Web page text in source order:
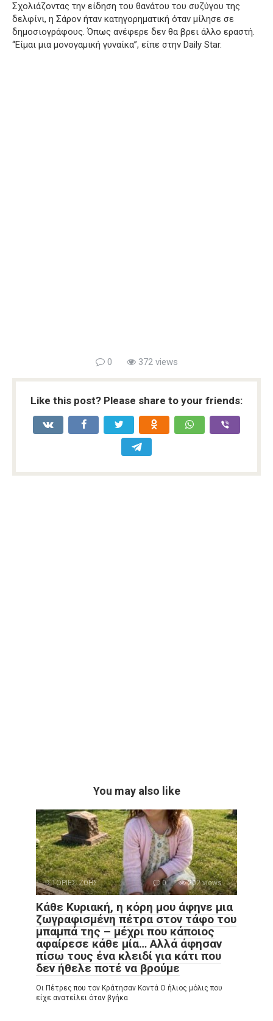
Σχολιάζοντας την είδηση του θανάτου του συζύγου της
δελφίνι, η Σάρον ήταν κατηγορηματική όταν μίλησε σε
δημοσιογράφους.Όπως ανέφερε δεν θα βρει άλλο εραστή.
“Είμαι μια μονογαμική γυναίκα”, είπε στην Daily Star.
0 372 views
Like this post? Please share to your friends:
You may also like
ΙΣΤΟΡΙΕΣ ΖΩΗΣ 0 202 views
Κάθε Κυριακή, η κόρη μου άφηνε μια
ζωγραφισμένη πέτρα στον τάφο του
μπαμπά της – μέχρι που κάποιος
αφαίρεσε κάθε μία… Αλλά άφησαν
πίσω τους ένα κλειδί για κάτι που
δεν ήθελε ποτέ να βρούμε
Οι Πέτρες που τον Κράτησαν Κοντά Ο ήλιος μόλις που
είχε ανατείλει όταν βγήκα